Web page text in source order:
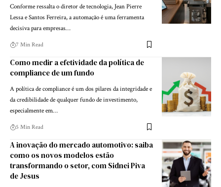
Conforme ressalta o diretor de tecnologia, Jean Pierre
Lessa e Santos Ferreira, a automação é uma ferramenta
decisiva para empresas…
7 Min Read
Como medir a efetividade da política de
compliance de um fundo
A política de compliance é um dos pilares da integridade e
da credibilidade de qualquer fundo de investimento,
especialmente em…
5 Min Read
A inovação do mercado automotivo: saiba
como os novos modelos estão
transformando o setor, com Sidnei Piva
de Jesus